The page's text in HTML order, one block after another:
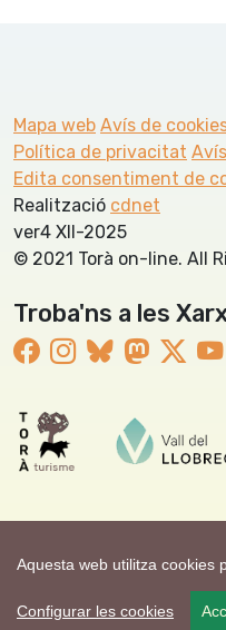
Aquesta web utilitza cookies
Configurar les cookies
Mapa web Avís de
Política de privacitat
Edita consentiment de
Realització cdnet
ver4 XII-2025
© 2021 Torà on-line. All
Troba'ns a les